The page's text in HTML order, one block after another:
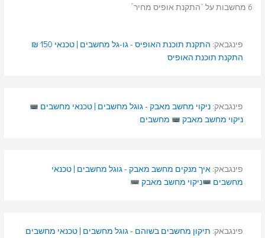
6 מחשבות על “התקנת אופיס מחיר”
פינגבאק:
התקנת תוכנת האופיס - גו-גל מחשבים | טכנאי 150 ₪
התקנת תוכנת האופיס
פינגבאק: ניקוי מחשב מאבק - גוגל מחשבים | טכנאי מחשבים
ניקוי מחשב מאבק
מחשבים
פינגבאק: איך מנקים מחשב מאבק - גוגל מחשבים | טכנאי
מחשבים
ניקוי מחשב מאבק
פינגבאק: תיקון מחשבים בשוהם - גוגל מחשבים | טכנאי מחשבים